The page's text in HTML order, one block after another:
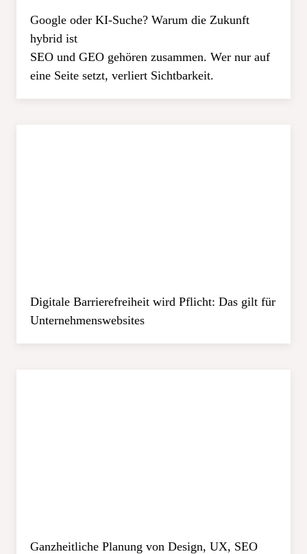
Google oder KI-Suche? Warum die Zukunft
hybrid ist
SEO und GEO gehören zusammen. Wer nur auf
eine Seite setzt, verliert Sichtbarkeit.
Digitale Barrierefreiheit wird Pflicht: Das gilt für
Unternehmenswebsites
Ganzheitliche Planung von Design, UX, SEO